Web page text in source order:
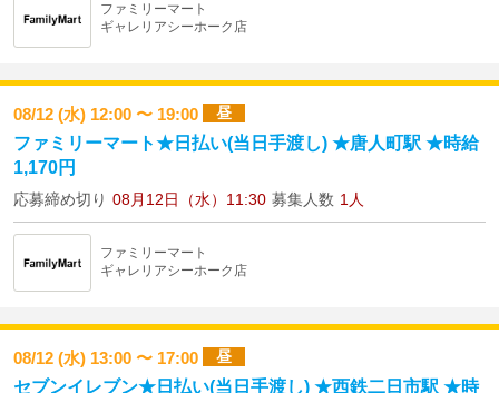
ファミリーマート
ギャレリアシーホーク店
08/12 (水) 12:00 〜 19:00 昼
ファミリーマート★日払い(当日手渡し) ★唐人町駅 ★時給
1,170円
応募締め切り 08月12日（水）11:30 募集人数 1人
ファミリーマート
ギャレリアシーホーク店
08/12 (水) 13:00 〜 17:00 昼
セブンイレブン★日払い(当日手渡し) ★西鉄二日市駅 ★時